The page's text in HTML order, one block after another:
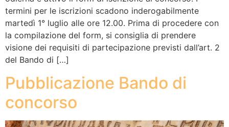
termini per le iscrizioni scadono inderogabilmente
martedì 1° luglio alle ore 12.00. Prima di procedere con
la compilazione del form, si consiglia di prendere
visione dei requisiti di partecipazione previsti dall’art. 2
del Bando di […]
Pubblicazione Bando di
concorso